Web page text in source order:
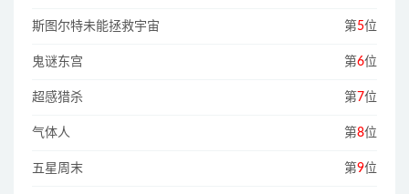
斯图尔特未能拯救宇宙 第5位
鬼谜东宫 第6位
超感猎杀 第7位
气体人 第8位
五星周末 第9位